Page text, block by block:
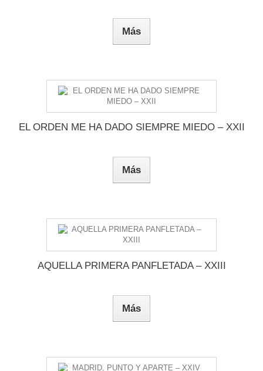
Más
EL ORDEN ME HA DADO SIEMPRE MIEDO – XXII
Más
AQUELLA PRIMERA PANFLETADA – XXIII
Más